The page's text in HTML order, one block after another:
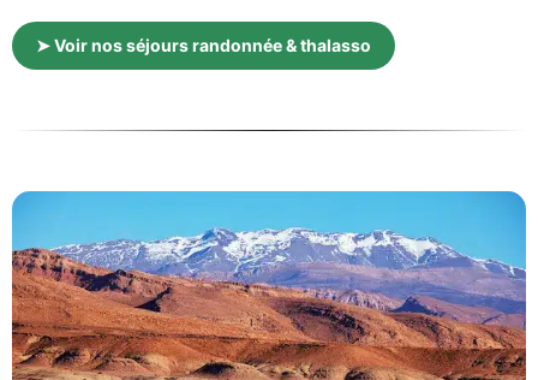
➤ Voir nos séjours randonnée & thalasso